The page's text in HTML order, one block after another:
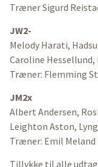
Træner Sigurd
JW2-
Melody Harati,
Caroline Hessellund,
Træner: Flemming
JM2x
Albert Andersen,
Leighton Aston,
Træner: Emil Meland
Tillykke til alle